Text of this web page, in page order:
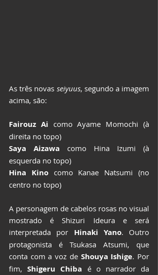
As três novas seiyuus, segundo a imagem
acima, são:
Fairouz Ai como Ayame Momochi (à
direita no topo)
Saya Aizawa como Hina Izumi (à
esquerda no topo)
Hina Kino como Kanae Natsumi (no
centro no topo)
A personagem de cabelos rosas no visual
mostrado é Shizuri Ideura e será
interpretada por Hinaki Yano. Outro
protagonista é Tsukasa Atsumi, que
conta com a voz de Shouya Ishige. Por
fim, Shigeru Chiba é o narrador da